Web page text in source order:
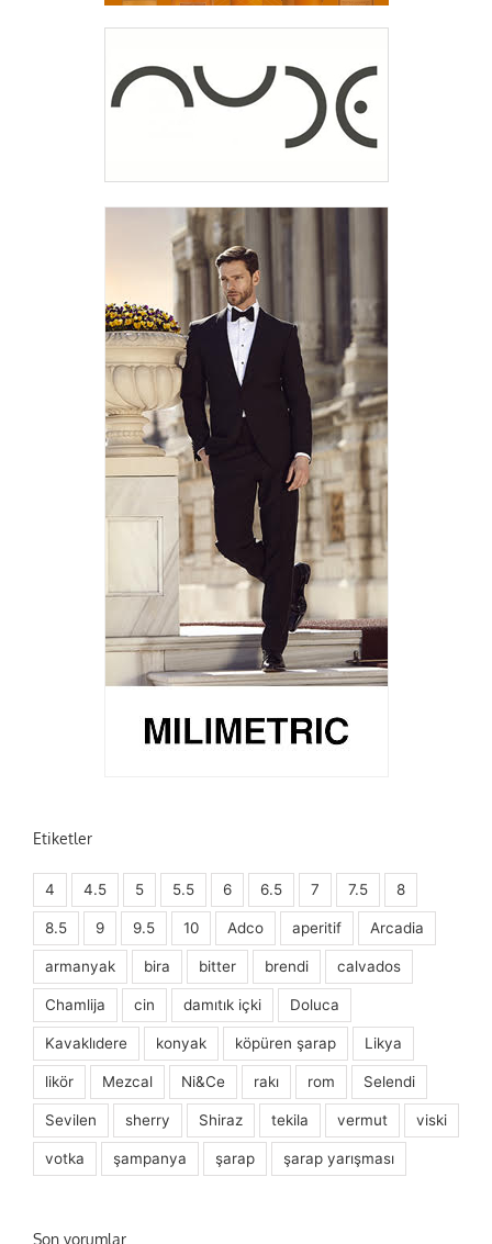
Etiketler
4 4.5 5 5.5 6 6.5 7 7.5 8
8.5 9 9.5 10 Adco aperitif Arcadia
armanyak bira bitter brendi calvados
Chamlija cin damıtık içki Doluca
Kavaklıdere konyak köpüren şarap Likya
likör Mezcal Ni&Ce rakı rom Selendi
Sevilen sherry Shiraz tekila vermut viski
votka şampanya şarap şarap yarışması
Son yorumlar